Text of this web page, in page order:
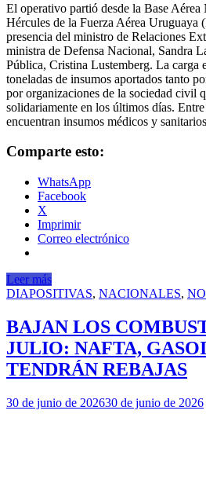
El operativo partió desde la Base Aérea
Hércules de la Fuerza Aérea Uruguaya
presencia del ministro de Relaciones
ministra de Defensa Nacional, Sandra
Pública, Cristina Lustemberg. La carga
toneladas de insumos aportados tanto
por organizaciones de la sociedad civil
solidariamente en los últimos días.
encuentran insumos médicos y
Comparte esto:
WhatsApp
Facebook
X
Imprimir
Correo electrónico
Leer más
DIAPOSITIVAS, NACIONALES,
BAJAN LOS
JULIO: NAFTA,
TENDRÁN REBAJAS
30 de junio de 202630 de junio de 2026